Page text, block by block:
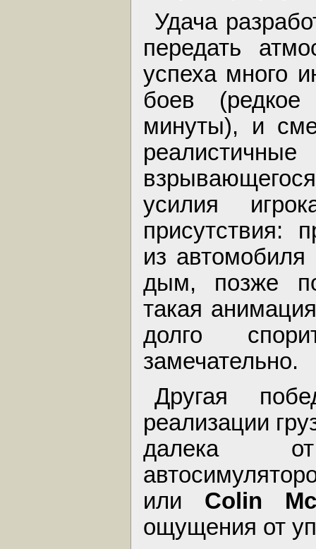
Удача
передать
успеха много
боев
минуты), и
усилия
присутствия:
из
дым, позже
такая
долго
замечательно.
Другая
реализации
далека
или Colin
ощущения от